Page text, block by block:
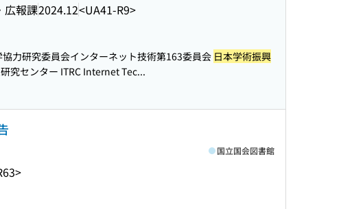
広報課2024.12<UA41-R9>
協力研究委員会インターネット技術第163委員会 日本学術振興
究センター ITRC Internet Tec...
国立国会図書館